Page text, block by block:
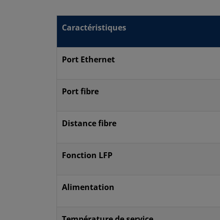
Caractéristiques
Port Ethernet
Port fibre
Distance fibre
Fonction LFP
Alimentation